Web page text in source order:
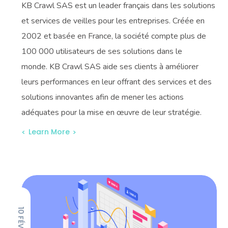
KB Crawl SAS est un leader français dans les solutions
et services de veilles pour les entreprises. Créée en
2002 et basée en France, la société compte plus de
100 000 utilisateurs de ses solutions dans le
monde. KB Crawl SAS aide ses clients à améliorer
leurs performances en leur offrant des services et des
solutions innovantes afin de mener les actions
adéquates pour la mise en œuvre de leur stratégie.
Learn More